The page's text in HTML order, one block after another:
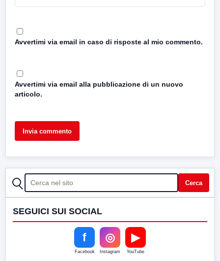
Avvertimi via email in caso di risposte al mio commento.
Avvertimi via email alla pubblicazione di un nuovo
articolo.
CERCA Cerca
SEGUICI SUI SOCIAL
f
Facebook
◎
Instagram
▶
YouTube